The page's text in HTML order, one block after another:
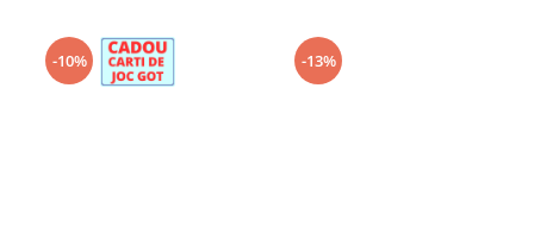
-10% -13%